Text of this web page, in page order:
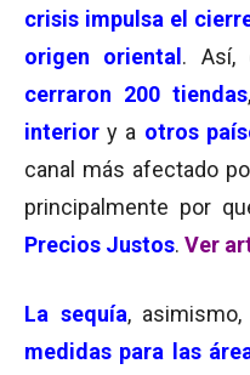
crisis impulsa el
origen oriental . Así,
cerraron 200 tiendas
interiory a otros
canal más afectado
principalmente por
Precios Justos. Ver
La sequía,
medidas para las